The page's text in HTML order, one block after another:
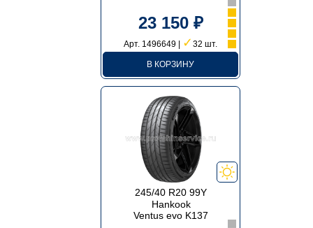
23 150 ₽
Арт. 1496649 | ✓32 шт.
В КОРЗИНУ
245/40 R20 99Y
Hankook
Ventus evo K137